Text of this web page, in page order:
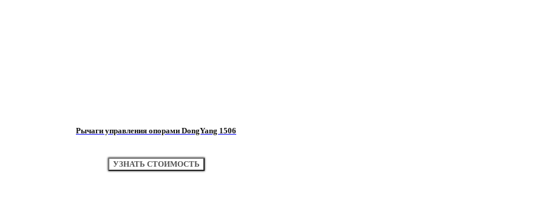
Рычаги управления опорами DongYang 1506
УЗНАТЬ СТОИМОСТЬ